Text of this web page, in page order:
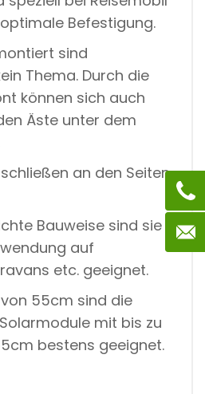
Befestigung.
sind
Thema. Durch die
können sich auch
Äste unter dem
an den Seiten
Bauweise sind sie
auf
etc. geeignet.
55cm sind die
mit bis zu
bestens geeignet.